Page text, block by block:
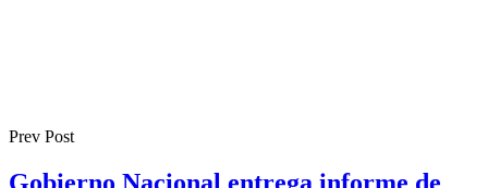
Prev Post
Gobierno Nacional entrega informe de